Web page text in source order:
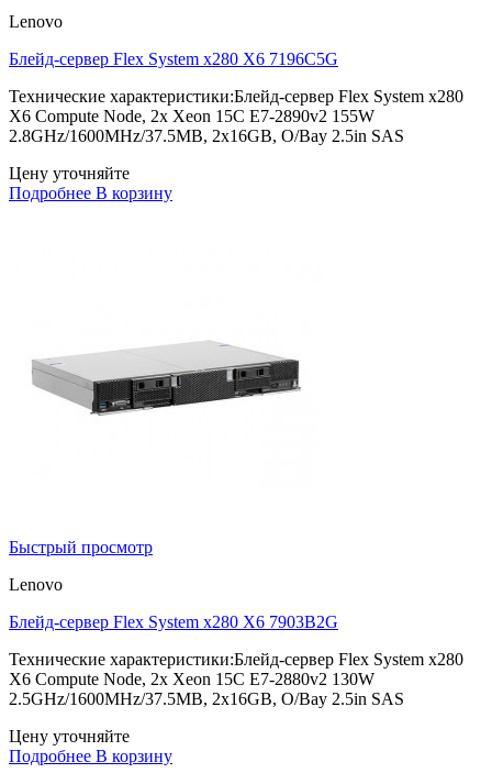
Lenovo
Блейд-сервер Flex System x280 X6 7196C5G
Технические характеристики:Блейд-сервер Flex System x280
X6 Compute Node, 2x Xeon 15C E7-2890v2 155W
2.8GHz/1600MHz/37.5MB, 2x16GB, O/Bay 2.5in SAS
Цену уточняйте
Подробнее В корзину
Быстрый просмотр
Lenovo
Блейд-сервер Flex System x280 X6 7903B2G
Технические характеристики:Блейд-сервер Flex System x280
X6 Compute Node, 2x Xeon 15C E7-2880v2 130W
2.5GHz/1600MHz/37.5MB, 2x16GB, O/Bay 2.5in SAS
Цену уточняйте
Подробнее В корзину